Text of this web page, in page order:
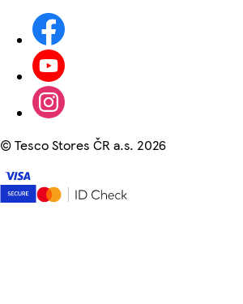
©Tesco Stores ČR a.s. 2026